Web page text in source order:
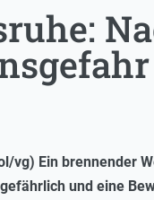
vg) Ein brennender
und eine